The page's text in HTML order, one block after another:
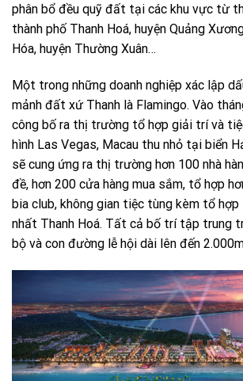
phân bổ đều quỹ đất tại các khu vực từ
thành phố Thanh Hoá, huyện Quảng
Hóa, huyện Thường Xuân…
Một trong những doanh nghiệp xác lập
mảnh đất xứ Thanh là Flamingo. Vào
công bố ra thị trường tổ hợp giải trí và
hình Las Vegas, Macau thu nhỏ tại biển
sẽ cung ứng ra thị trường hơn 100 nhà
đề, hơn 200 cửa hàng mua sắm, tổ hợp
bia club, không gian tiệc tùng kèm tổ
nhất Thanh Hoá. Tất cả bố trí tập trung
bộ và con đường lễ hội dài lên đến